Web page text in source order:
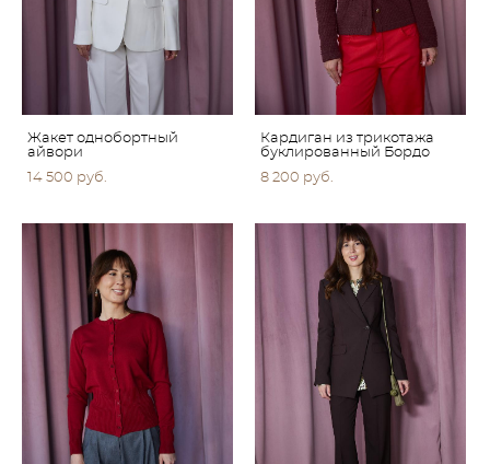
Жакет однобортный
айвори
14 500 pуб.
Кардиган из трикотажа
буклированный Бордо
8 200 pуб.